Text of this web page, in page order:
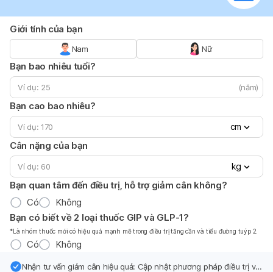
Giới tính của bạn
Nam Nữ
Bạn bao nhiêu tuổi?
(năm)
Bạn cao bao nhiêu?
cm
Cân nặng của bạn
kg
Bạn quan tâm đến điều trị, hỗ trợ giảm cân không?
Có
Không
Bạn có biết về 2 loại thuốc GIP và GLP-1?
*Là nhóm thuốc mới có hiệu quả mạnh mẽ trong điều trị tăng cần và tiểu đường tuýp 2.
Có Không
Nhận tư vấn giảm cân hiệu quả: Cập nhật phương pháp điều trị và